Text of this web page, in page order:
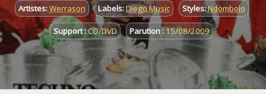
Artistes:Werrason Labels:Diego Music Styles:Ndombolo
Support :CD/DVD Parution : 15/08/2009